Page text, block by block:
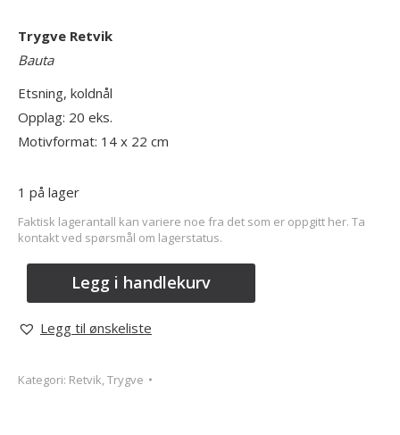
Trygve Retvik
Bauta
Etsning, koldnål
Opplag: 20 eks.
Motivformat: 14 x 22 cm
1 på lager
Faktisk lagerantall kan variere noe fra det som er oppgitt her. Ta
kontakt ved spørsmål om lagerstatus.
Legg i handlekurv
Legg til ønskeliste
Kategori: Retvik, Trygve